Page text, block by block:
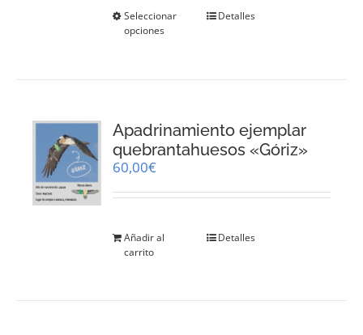
Seleccionar
opciones
Este
se
pueden
la
producto
Detalles
Apadrinamiento ejemplar
quebrantahuesos «Góriz»
60,00€
Añadir al
carrito
Detalles